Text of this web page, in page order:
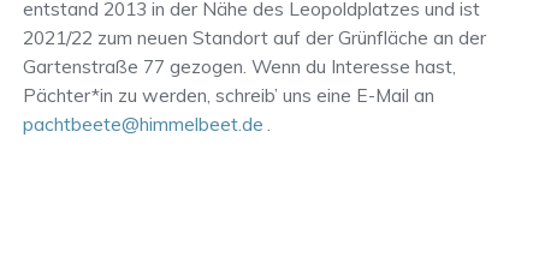
entstand 2013 in der Nähe des Leopoldplatzes und ist
2021/22 zum neuen Standort auf der Grünfläche an der
Gartenstraße 77 gezogen. Wenn du Interesse hast,
Pächter*in zu werden, schreib’ uns eine E-Mail an
pachtbeete@himmelbeet.de .